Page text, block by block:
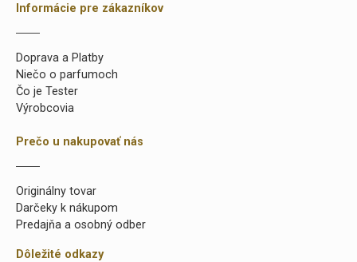
Informácie pre zákazníkov
Doprava a Platby
Niečo o parfumoch
Čo je Tester
Výrobcovia
Prečo u nakupovať nás
Originálny tovar
Darčeky k nákupom
Predajňa a osobný odber
Dôležité odkazy